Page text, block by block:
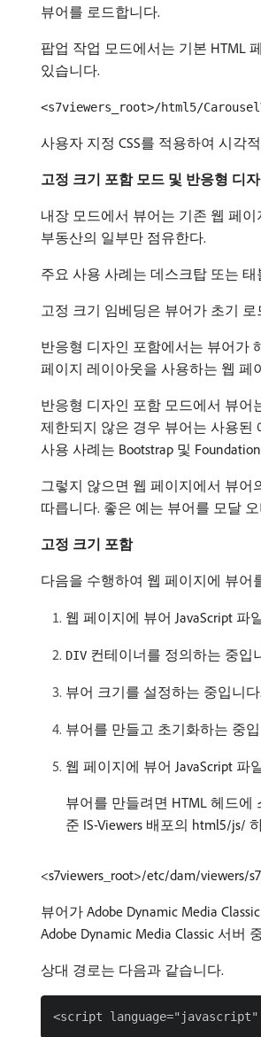
뷰어를 로드합니다.
팝업 작업 모드에서는 기본 HTML
있습니다.
<s7viewers_root>/html5/
사용자 지정 CSS를 적용하여 시각
고정 크기 포함 모드 및 반응형 디
내장 모드에서 뷰어는 기존 웹 페
부동산의 일부만 점유한다.
주요 사용 사례는 데스크탑 또는
고정 크기 임베딩은 뷰어가 초기
반응형 디자인 포함에서는 뷰어가
페이지 레이아웃을 사용하는 웹 페
반응형 디자인 포함 모드에서 뷰어
제한되지 않은 경우 뷰어는 사용된
사용 사례는 Bootstrap 및
그렇지 않으면 웹 페이지에서 뷰어
따릅니다. 좋은 예는 뷰어를 모달
고정 크기 포함
다음을 수행하여 웹 페이지에 뷰어
웹 페이지에 뷰어 JavaScript 파
DIV 컨테이너를 정의하는 중입
뷰어 크기를 설정하는 중입니다.
뷰어를 만들고 초기화하는 중
웹 페이지에 뷰어 JavaScript 파
뷰어를 만들려면 HTML 헤드에
준 IS-Viewers 배포의 html5/js/
<s7viewers_root>/etc/dam/viewers/
뷰어가 Adobe Dynamic Media
Adobe Dynamic Media Classic 서
상대 경로는 다음과 같습니다.